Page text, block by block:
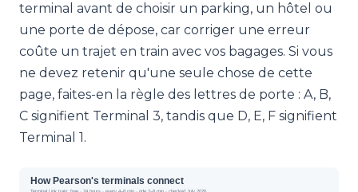
terminal avant de choisir un parking, un hôtel ou
une porte de dépose, car corriger une erreur
coûte un trajet en train avec vos bagages. Si vous
ne devez retenir qu'une seule chose de cette
page, faites-en la règle des lettres de porte : A, B,
C signifient Terminal 3, tandis que D, E, F signifient
Terminal 1.